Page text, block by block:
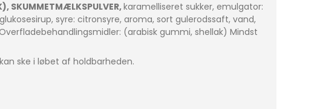
SKUMMETMÆLKSPULVER,karamelliseret sukker, emulgator:
syre: citronsyre, aroma, sort gulerodssaft, vand,
(arabisk gummi, shellak) Mindst
ske i løbet af holdbarheden.